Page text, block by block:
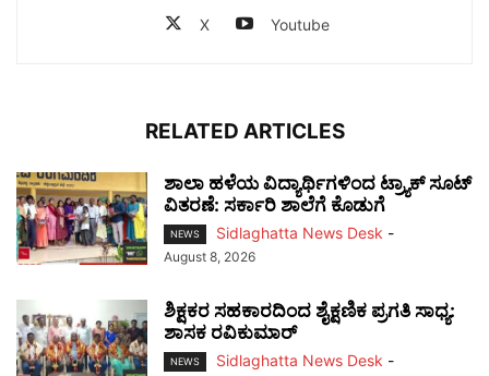
X Youtube
RELATED ARTICLES
ಶಾಲಾ ಹಳೆಯ ವಿದ್ಯಾರ್ಥಿಗಳಿಂದ ಟ್ರ್ಯಾಕ್‌ ಸೂಟ್
ವಿತರಣೆ: ಸರ್ಕಾರಿ ಶಾಲೆಗೆ ಕೊಡುಗೆ
NEWS Sidlaghatta News Desk -
August 8, 2026
ಶಿಕ್ಷಕರ ಸಹಕಾರದಿಂದ ಶೈಕ್ಷಣಿಕ ಪ್ರಗತಿ ಸಾಧ್ಯ:
ಶಾಸಕ ರವಿಕುಮಾರ್
NEWS Sidlaghatta News Desk -